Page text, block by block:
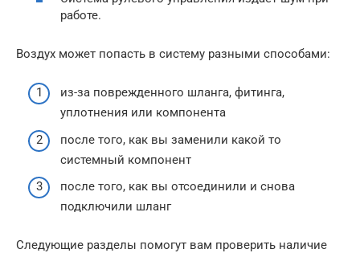
работе.
Воздух может попасть в систему разными способами:
из-за поврежденного шланга, фитинга,
уплотнения или компонента
после того, как вы заменили какой то
системный компонент
после того, как вы отсоединили и снова
подключили шланг
Следующие разделы помогут вам проверить наличие